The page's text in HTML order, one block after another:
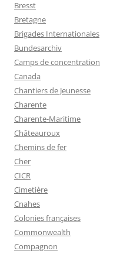
Bresst
Bretagne
Brigades Internationales
Bundesarchiv
Camps de concentration
Canada
Chantiers de Jeunesse
Charente
Charente-Maritime
Châteauroux
Chemins de fer
Cher
CICR
Cimetière
Cnahes
Colonies françaises
Commonwealth
Compagnon